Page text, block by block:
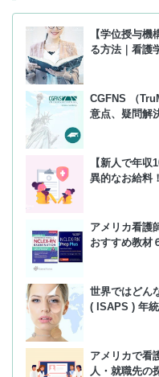
【学位授与
る方法｜看護
CGFNS （
意点、疑問解
【新人で年
異的なお給料
アメリカ看護
おすすめ教材
世界ではどん
( ISAPS ) 年
アメリカで看
人・就職先の